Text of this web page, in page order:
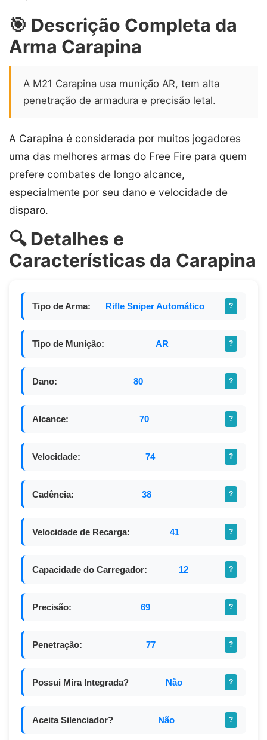
🎯 Descrição Completa da
Arma Carapina
A M21 Carapina usa munição AR, tem alta
penetração de armadura e precisão letal.
A Carapina é considerada por muitos jogadores
uma das melhores armas do Free Fire para quem
prefere combates de longo alcance,
especialmente por seu dano e velocidade de
disparo.
🔍 Detalhes e
Características da Carapina
Tipo de Arma: Rifle Sniper Automático ?
Tipo de Munição: AR ?
Dano: 80 ?
Alcance: 70 ?
Velocidade: 74 ?
Cadência: 38 ?
Velocidade de Recarga: 41 ?
Capacidade do Carregador: 12 ?
Precisão: 69 ?
Penetração: 77 ?
Possui Mira Integrada? Não ?
Aceita Silenciador? Não ?